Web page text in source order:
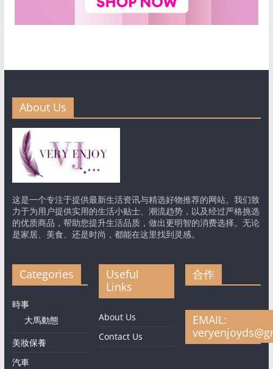
About Us
这是一个专注于提供最新生活资讯与精选好物推荐的网站。我们致
力于为用户提供实用的生活小贴士、潮流趋势，以及经过严格挑选
的优质商品，帮助您提升生活品质，做出更明智的消费选择。无论
是家居、美食、还是时尚，都能在这里找到灵感。
Categories
時事
大馬動態
美妝保養
汽車
Useful
Links
About Us
Contact Us
合作
EMAIL: